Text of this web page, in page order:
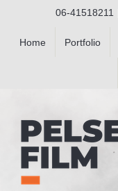
06-41518211
Home Portfolio